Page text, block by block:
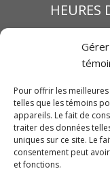
Pour offrir les
telles que les témoins
appareils. Le fait de
traiter des données
uniques sur ce site. Le
consentement peut
et fonctions.
HEURES
Dimanche :
SUIVEZ-